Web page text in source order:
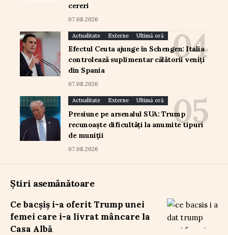
cereri
07.08.2026
Actualitate Externe Ultimă oră
Efectul Ceuta ajunge în Schengen: Italia
controlează suplimentar călătorii veniți
din Spania
07.08.2026
Actualitate Externe Ultimă oră
Presiune pe arsenalul SUA: Trump
recunoaște dificultăți la anumite tipuri
de muniții
07.08.2026
Știri asemănătoare
Ce bacșiș i-a oferit Trump unei
femei care i-a livrat mâncare la
Casa Albă